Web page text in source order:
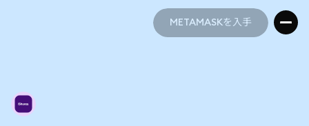
METAMASKを入手